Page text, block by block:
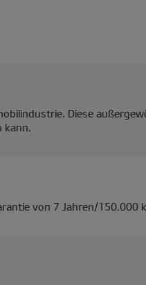
Diese
kann.
von 7 Jahren/150.000